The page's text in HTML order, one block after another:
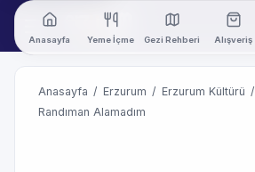
Anasayfa Yeme İçme Gezi Rehberi Alışveriş
Anasayfa / Erzurum / Erzurum Kültürü /
Randıman Alamadım